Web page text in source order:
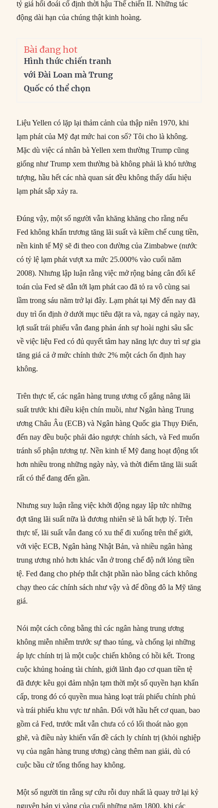
tỷ giá hối đoái cố định thời hậu Thế chiến II. Những tác
động dài hạn của chúng thật kinh hoàng.
Bài đang hot
Hình thức chiến tranh
với Đài Loan mà Trung
Quốc có thể chọn
Liệu Yellen có lặp lại thảm cảnh của thập niên 1970, khi
lạm phát của Mỹ đạt mức hai con số? Tôi cho là không.
Mặc dù việc cá nhân bà Yellen xem thường Trump cũng
giống như Trump xem thường bà không phải là khó tưởng
tượng, hầu hết các nhà quan sát đều không thấy dấu hiệu
lạm phát sắp xảy ra.
Đúng vậy, một số người vẫn khăng khăng cho rằng nếu
Fed không khẩn trương tăng lãi suất và kiềm chế cung tiền,
nền kinh tế Mỹ sẽ đi theo con đường của Zimbabwe (nước
có tỷ lệ lạm phát vượt xa mức 25.000% vào cuối năm
2008). Nhưng lập luận rằng việc mở rộng bảng cân đối kế
toán của Fed sẽ dẫn tới lạm phát cao đã tỏ ra vô cùng sai
lầm trong sáu năm trở lại đây. Lạm phát tại Mỹ đến nay đã
duy trì ổn định ở dưới mục tiêu đặt ra và, ngay cả ngày nay,
lợi suất trái phiếu vẫn đang phản ánh sự hoài nghi sâu sắc
về việc liệu Fed có đủ quyết tâm hay năng lực duy trì sự gia
tăng giá cả ở mức chính thức 2% một cách ổn định hay
không.
Trên thực tế, các ngân hàng trung ương cố gắng nâng lãi
suất trước khi điều kiện chín muồi, như Ngân hàng Trung
ương Châu Âu (ECB) và Ngân hàng Quốc gia Thụy Điển,
đến nay đều buộc phải đảo ngược chính sách, và Fed muốn
tránh số phận tương tự. Nền kinh tế Mỹ đang hoạt động tốt
hơn nhiều trong những ngày này, và thời điểm tăng lãi suất
rất có thể đang đến gần.
Nhưng suy luận rằng việc khởi động ngay lập tức những
đợt tăng lãi suất nữa là đương nhiên sẽ là bất hợp lý. Trên
thực tế, lãi suất vẫn đang có xu thế đi xuống trên thế giới,
với việc ECB, Ngân hàng Nhật Bản, và nhiều ngân hàng
trung ương nhỏ hơn khác vẫn ở trong chế độ nới lỏng tiền
tệ. Fed đang cho phép thắt chặt phần nào bằng cách không
chạy theo các chính sách như vậy và để đồng đô la Mỹ tăng
giá.
Nói một cách công bằng thì các ngân hàng trung ương
không miễn nhiễm trước sự thao túng, và chống lại những
áp lực chính trị là một cuộc chiến không có hồi kết. Trong
cuộc khủng hoảng tài chính, giới lãnh đạo cơ quan tiền tệ
đã được kêu gọi đảm nhận tạm thời một số quyền hạn khẩn
cấp, trong đó có quyền mua hàng loạt trái phiếu chính phủ
và trái phiếu khu vực tư nhân. Đối với hầu hết cơ quan, bao
gồm cả Fed, trước mắt vẫn chưa có có lối thoát nào gọn
ghẽ, và điều này khiến vấn đề cách ly chính trị (khỏi nghiệp
vụ của ngân hàng trung ương) càng thêm nan giải, dù có
cuộc bầu cử tổng thống hay không.
Một số người tin rằng sự cứu rỗi duy nhất là quay trở lại kỷ
nguyên bản vị vàng của cuối những năm 1800, khi các